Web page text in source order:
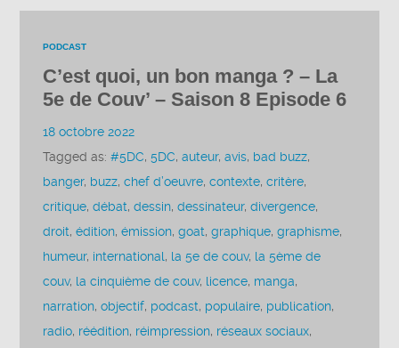
PODCAST
C’est quoi, un bon manga ? – La
5e de Couv’ – Saison 8 Episode 6
18 octobre 2022
Tagged as:#5DC,5DC,auteur,avis, bad buzz,
banger, buzz,chef d’oeuvre,contexte,critère,
critique,débat,dessin,dessinateur,divergence,
droit,édition,émission,goat,graphique,graphisme,
humeur, international, la 5e de couv, la 5ème de
couv, la cinquième de couv, licence, manga,
narration,objectif, podcast, populaire, publication,
radio, réédition, réimpression, réseaux sociaux,